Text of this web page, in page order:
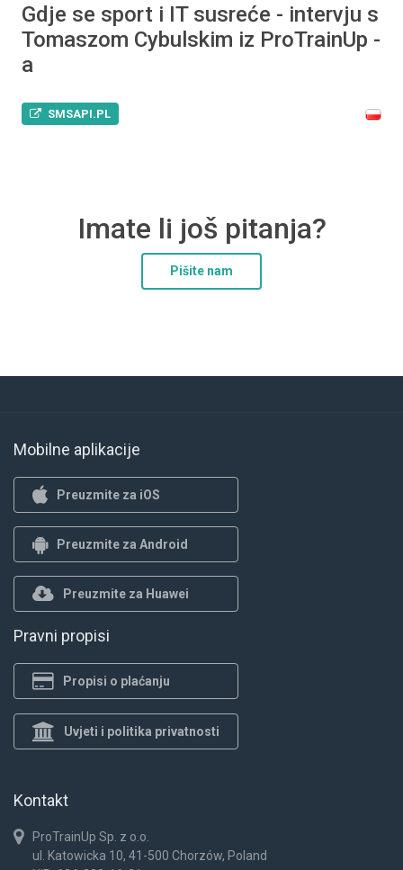
Gdje se sport i IT susreće - intervju s
Tomaszom Cybulskim iz ProTrainUp -
a
SMSAPI.PL
Imate li još pitanja?
Pišite nam
Mobilne aplikacije
Preuzmite za iOS
Preuzmite za Android
Preuzmite za Huawei
Pravni propisi
Propisi o plaćanju
Uvjeti i politika privatnosti
Kontakt
ProTrainUp Sp. z o.o.
ul. Katowicka 10, 41-500 Chorzów, Poland